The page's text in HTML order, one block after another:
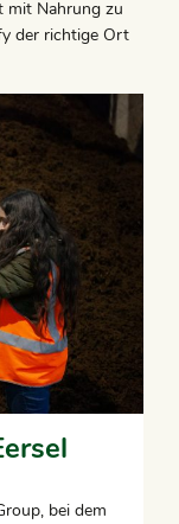
mit Nahrung zu
der richtige Ort
bei dem